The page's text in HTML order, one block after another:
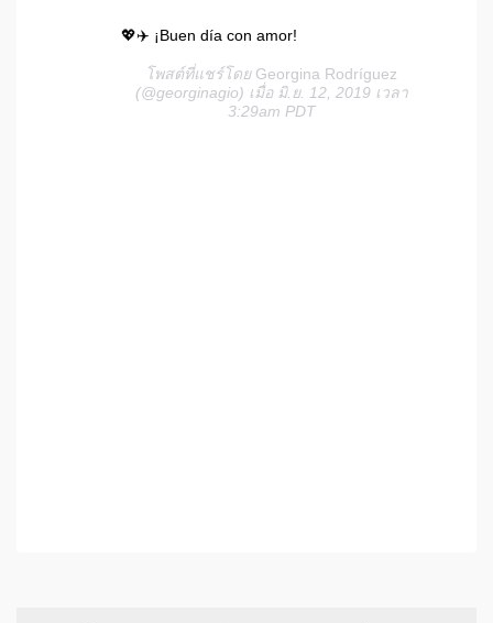
💖✈️ ¡Buen día con amor!
โพสต์ที่แชร์โดย Georgina Rodríguez
(@georginagio) เมื่อ มิ.ย. 12, 2019 เวลา
3:29am PDT